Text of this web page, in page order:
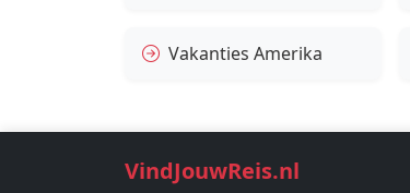
Vakanties Amerika
VindJouwReis.nl